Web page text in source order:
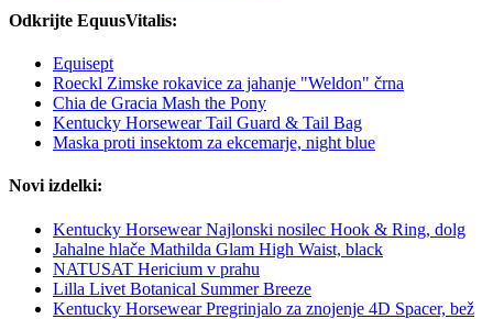
Odkrijte EquusVitalis:
Equisept
Roeckl Zimske rokavice za jahanje "Weldon" črna
Chia de Gracia Mash the Pony
Kentucky Horsewear Tail Guard & Tail Bag
Maska proti insektom za ekcemarje, night blue
Novi izdelki:
Kentucky Horsewear Najlonski nosilec Hook & Ring, dolg
Jahalne hlače Mathilda Glam High Waist, black
NATUSAT Hericium v ​​prahu
Lilla Livet Botanical Summer Breeze
Kentucky Horsewear Pregrinjalo za znojenje 4D Spacer, bež